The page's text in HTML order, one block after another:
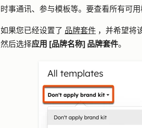
时事通讯、参与模板等。要查看所有可
如果您已经设置了 品牌套件 ，并希望将
然后选择应用 [品牌名称] 品牌套件。